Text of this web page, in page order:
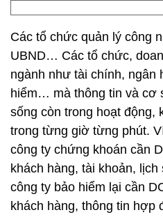
Các tổ chức quản lý công
UBND… Các tổ chức,
ngành như tài chính, ngân
hiểm… mà thông tin và cơ
sống còn trong hoạt động,
trong từng giờ từng phút.
công ty chứng khoán cần
khách hàng, tài khoản,
công ty bảo hiểm lại cần
khách hàng, thông tin hợp